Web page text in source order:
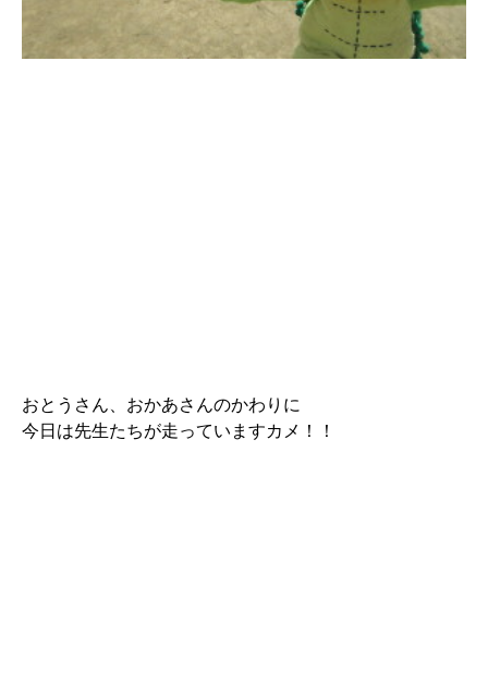
おとうさん、おかあさんのかわりに
今日は先生たちが走っていますカメ！！